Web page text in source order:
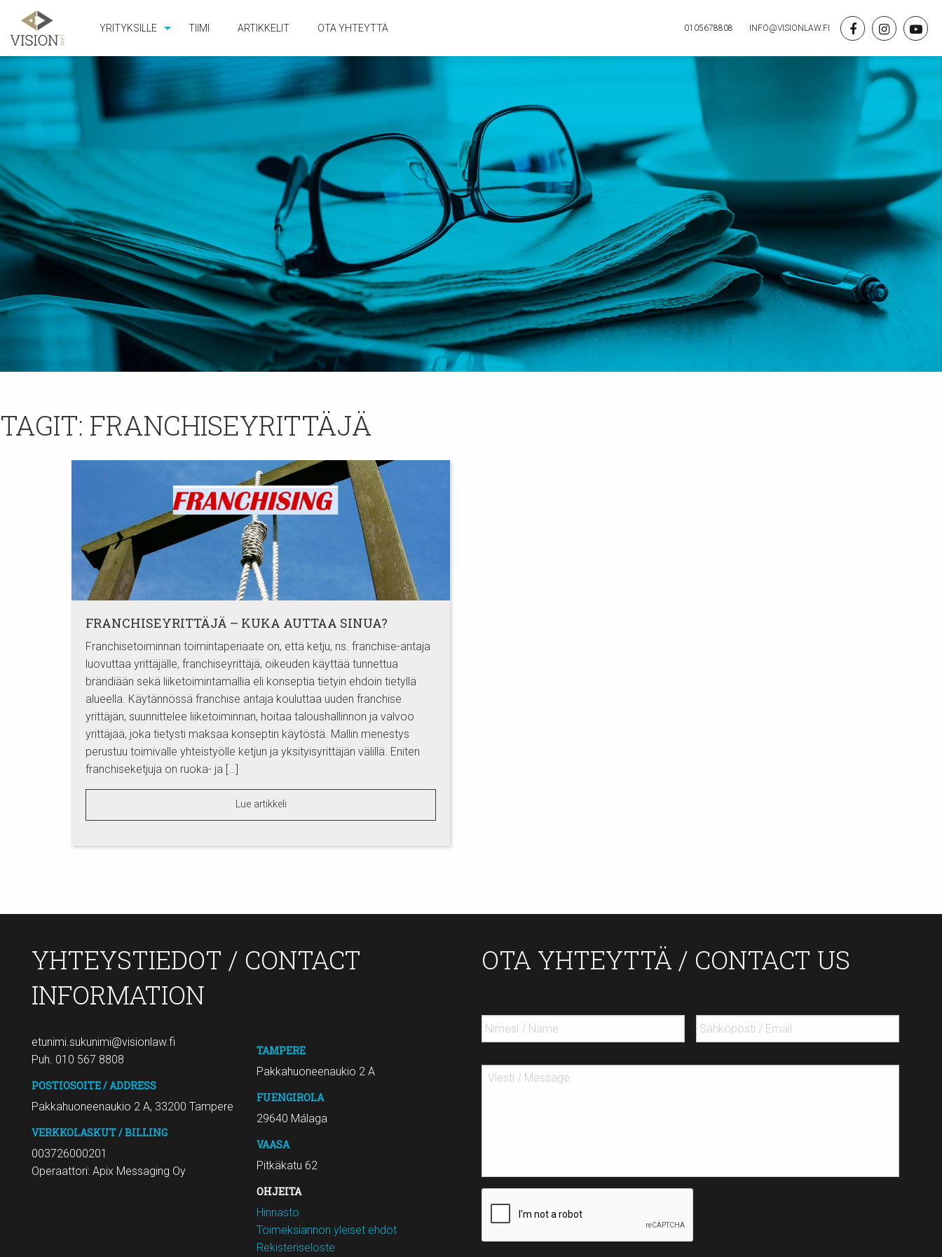
YRITYKSILLE TIIMI ARTIKKELIT OTA YHTEYTTÄ 0105678808 INFO@VISIONLAW.FI
TAGIT: FRANCHISEYRITTÄJÄ
FRANCHISEYRITTÄJÄ – KUKA AUTTAA SINUA?
Franchisetoiminnan toimintaperiaate on, että ketju, ns. franchise-antaja
luovuttaa yrittäjälle, franchiseyrittäjä, oikeuden käyttää tunnettua
brändiään sekä liiketoimintamallia eli konseptia tietyin ehdoin tietyllä
alueella. Käytännössä franchise antaja kouluttaa uuden franchise
yrittäjän, suunnittelee liiketoiminnan, hoitaa taloushallinnon ja valvoo
yrittäjää, joka tietysti maksaa konseptin käytöstä. Mallin menestys
perustuu toimivalle yhteistyölle ketjun ja yksityisyrittäjän välillä. Eniten
franchiseketjuja on ruoka- ja […]
Lue artikkeli
YHTEYSTIEDOT / CONTACT
INFORMATION
etunimi.sukunimi@visionlaw.fi
Puh. 010 567 8808
POSTIOSOITE / ADDRESS
Pakkahuoneenaukio 2 A, 33200 Tampere
VERKKOLASKUT / BILLING
003726000201
Operaattori: Apix Messaging Oy
TAMPERE
Pakkahuoneenaukio 2 A
FUENGIROLA
29640 Málaga
VAASA
Pitkäkatu 62
OHJEITA
Hinnasto
Toimeksiannon yleiset ehdot
Rekisteriseloste
OTA YHTEYTTÄ / CONTACT US